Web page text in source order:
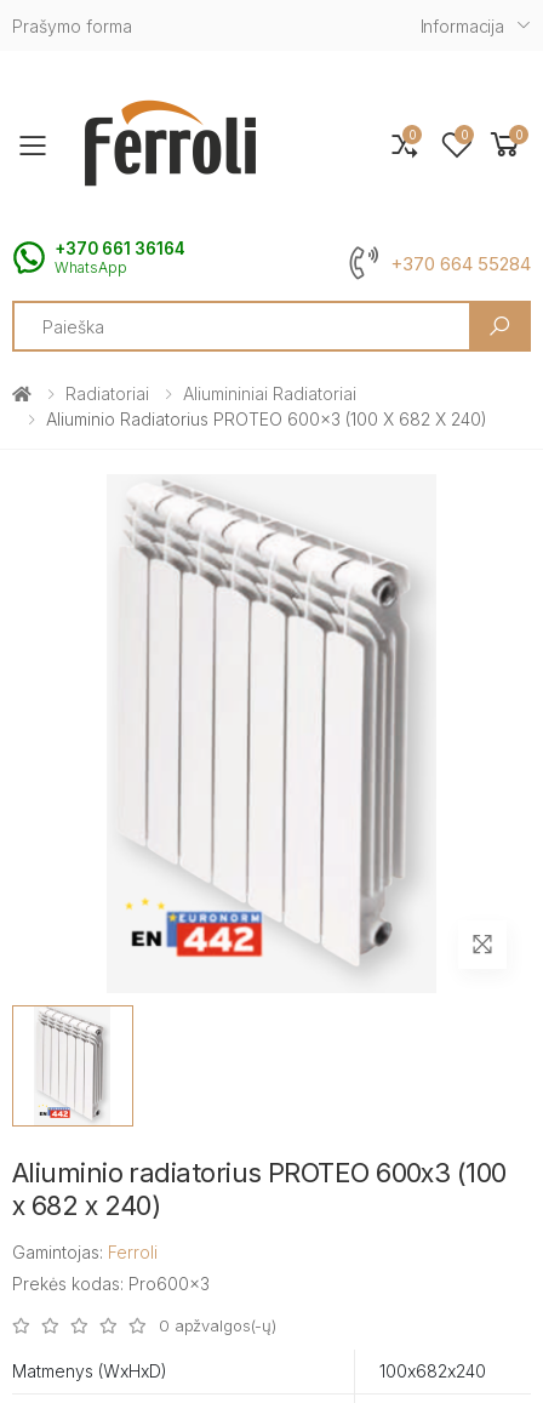
Prašymo forma Informacija
Toggle mobile menu
+370 661 36164
WhatsApp +370 664 55284
Search
0 0 0
Radiatoriai
Aliumininiai Radiatoriai
Aliuminio Radiatorius PROTEO 600x3 (100 X 682 X 240)
Aliuminio radiatorius PROTEO 600x3 (100
x 682 x 240)
Gamintojas: Ferroli
Prekės kodas: Pro600x3
0 apžvalgos(-ų)
Matmenys (WxHxD) 100х682х240